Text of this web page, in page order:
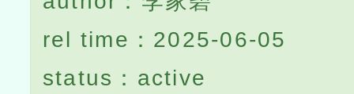
rel time：2025-06-05
status：active